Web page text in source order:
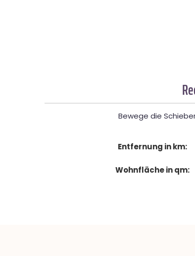
Bewege die
Entfernung in km:
Wohnfläche in qm: